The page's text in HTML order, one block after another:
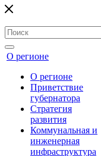
О регионе
О регионе
Приветствие
губернатора
Стратегия
развития
Коммунальная и
инженерная
инфраструктура